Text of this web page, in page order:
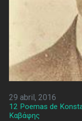
29 abril, 2016
12 Poemas de
Καβάφης